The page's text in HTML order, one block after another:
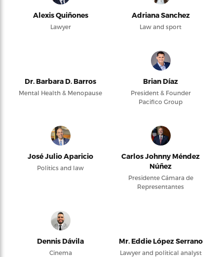
Alexis Quiñones
Lawyer
Adriana Sanchez
Law and sport
Dr. Barbara D. Barros
Mental Health & Menopause
Brian Díaz
President & Founder
Pacifico Group
José Julio Aparicio
Politics and law
Carlos Johnny Méndez
Núñez
Presidente Cámara de
Representantes
Dennis Dávila
Cinema
Mr. Eddie López Serrano
Lawyer and political analyst